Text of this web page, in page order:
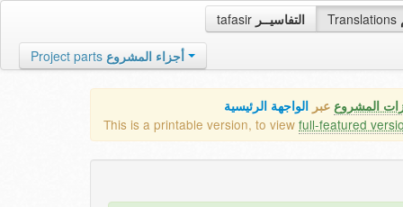
tafasir التفاسيــر Translations
Project parts أجزاء المشروع
المشروع عبر الواجهة الرئيسية
This is a printable version, to view full-featured